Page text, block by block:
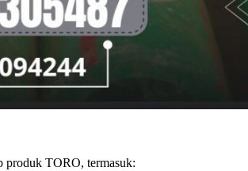
produk TORO, termasuk: